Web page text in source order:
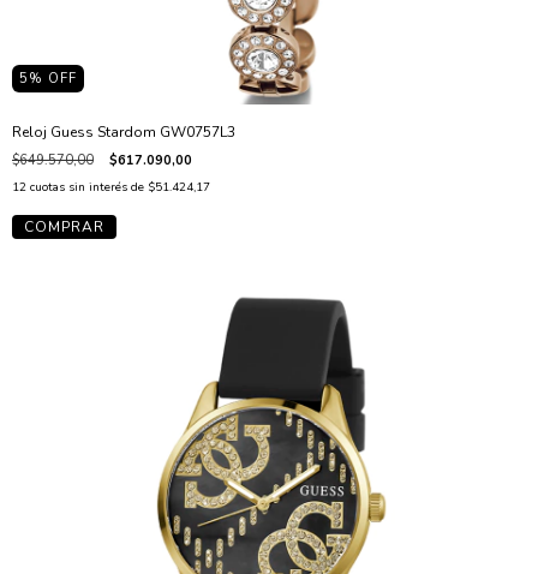
5 % OFF
Reloj Guess Stardom GW0757L3
$649.570,00 $617.090,00
12 cuotas sin interés de $51.424,17